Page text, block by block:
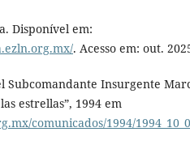
Disponível em:
. Acesso em: out.
Subcomandante Insurgente
estrellas”, 1994 em
comunicados/1994/